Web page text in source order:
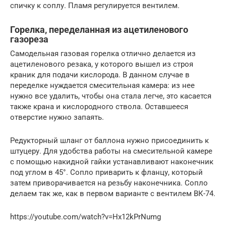
спичку к соплу. Пламя регулируется вентилем.
Горелка, переделанная из ацетиленового
газореза
Самодельная газовая горелка отлично делается из
ацетиленового резака, у которого вышел из строя
краник для подачи кислорода. В данном случае в
переделке нуждается смесительная камера: из нее
нужно все удалить, чтобы она стала легче, это касается
также крана и кислородного ствола. Оставшееся
отверстие нужно запаять.
Редукторный шланг от баллона нужно присоединить к
штуцеру. Для удобства работы на смесительной камере
с помощью накидной гайки устанавливают наконечник
под углом в 45°. Сопло приварить к фланцу, который
затем приворачивается на резьбу наконечника. Сопло
делаем так же, как в первом варианте с вентилем ВК-74.
https://youtube.com/watch?v=Hx12kPrNumg